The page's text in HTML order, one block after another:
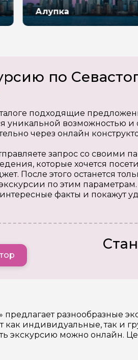
Алупка
по
подходящие
уникальной возможностью и
через онлайн
запрос со своими
которые хочется
После этого останется
по этим
факты и покажут
разнообразные
индивидуальные, так и
экскурсию можно онлайн.